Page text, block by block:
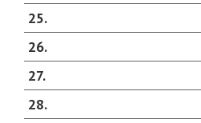
25
26
27
28